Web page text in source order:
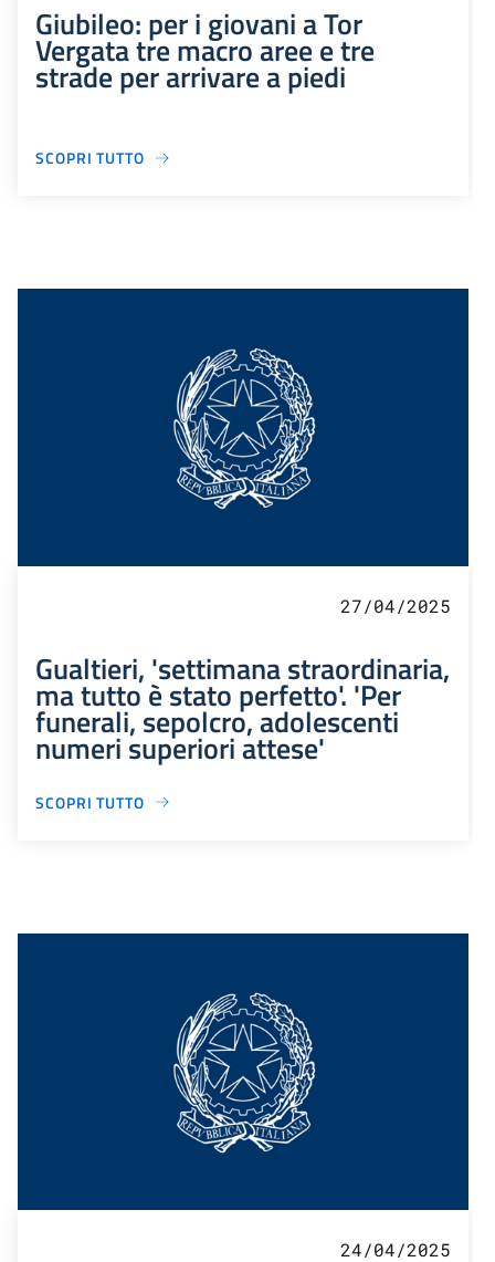
Giubileo: per i giovani a Tor
Vergata tre macro aree e tre
strade per arrivare a piedi
SCOPRI TUTTO
27/04/2025
Gualtieri, 'settimana straordinaria,
ma tutto è stato perfetto'. 'Per
funerali, sepolcro, adolescenti
numeri superiori attese'
SCOPRI TUTTO
24/04/2025